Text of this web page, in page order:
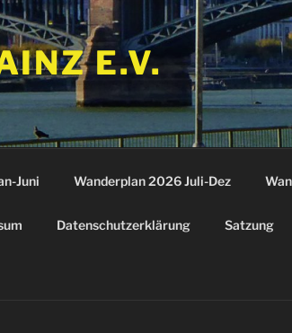
E.V.
Juni Wanderplan 2026 Juli-Dez
Datenschutzerklärung Satzung